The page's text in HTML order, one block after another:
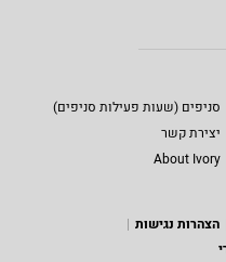
סניפים (שעות פעילות סניפים)
יצירת קשר
About Ivory
הצהרות נגישות